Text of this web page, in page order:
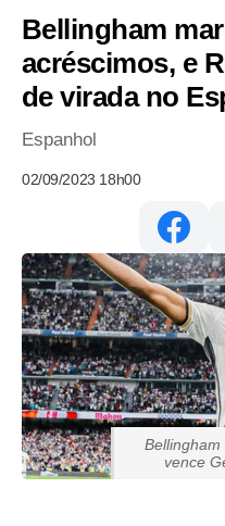
Bellingham
acréscimos, e
de virada no
Espanhol
02/09/2023 18h00
vence